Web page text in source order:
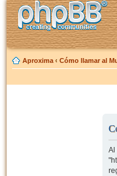
Aproxima ‹ Cómo llamar al
Al